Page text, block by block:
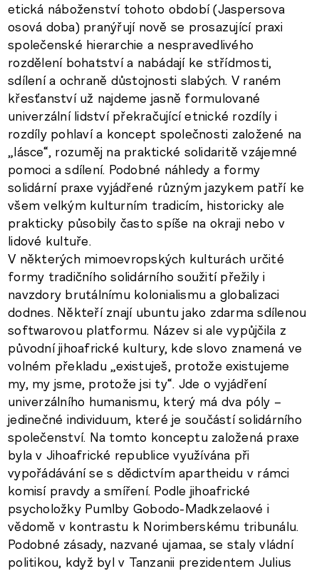
etická náboženství tohoto období (Jaspersova
osová doba) pranýřují nově se prosazující praxi
společenské hierarchie a nespravedlivého
rozdělení bohatství a nabádají ke střídmosti,
sdílení a ochraně důstojnosti slabých. V raném
křesťanství už najdeme jasně formulované
univerzální lidství překračující etnické rozdíly i
rozdíly pohlaví a koncept společnosti založené na
„lásce“, rozuměj na praktické solidaritě vzájemné
pomoci a sdílení. Podobné náhledy a formy
solidární praxe vyjádřené různým jazykem patří ke
všem velkým kulturním tradicím, historicky ale
prakticky působily často spíše na okraji nebo v
lidové kultuře.
V některých mimoevropských kulturách určité
formy tradičního solidárního soužití přežily i
navzdory brutálnímu kolonialismu a globalizaci
dodnes. Někteří znají ubuntu jako zdarma sdílenou
softwarovou platformu. Název si ale vypůjčila z
původní jihoafrické kultury, kde slovo znamená ve
volném překladu „existuješ, protože existujeme
my, my jsme, protože jsi ty“. Jde o vyjádření
univerzálního humanismu, který má dva póly –
jedinečné individuum, které je součástí solidárního
společenství. Na tomto konceptu založená praxe
byla v Jihoafrické republice využívána při
vypořádávání se s dědictvím apartheidu v rámci
komisí pravdy a smíření. Podle jihoafrické
psycholožky Pumlby Gobodo-Madkzelaové i
vědomě v kontrastu k Norimberskému tribunálu.
Podobné zásady, nazvané ujamaa, se staly vládní
politikou, když byl v Tanzanii prezidentem Julius